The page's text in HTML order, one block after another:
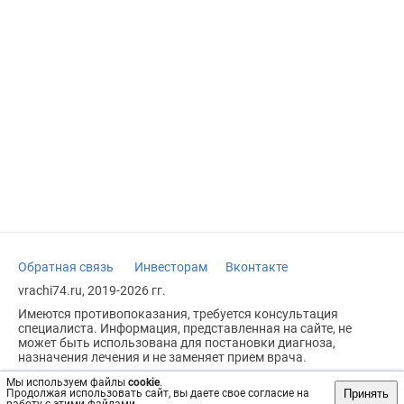
Мы используем файлы cookie.
Продолжая использовать сайт, вы даете свое согласие на
Принять
Обратная связь Инвесторам
Вконтакте
vrachi74.ru, 2019-2026 гг.
Имеются противопоказания, требуется консультация
специалиста. Информация, представленная на сайте, не
может быть использована для постановки диагноза,
назначения лечения и не заменяет прием врача.
Возрастное ограничение: 18+